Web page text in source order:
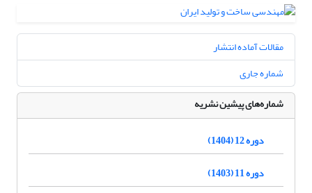
مقالات آماده انتشار
شماره جاری
شماره‌های پیشین نشریه
دوره 12 (1404)
دوره 11 (1403)